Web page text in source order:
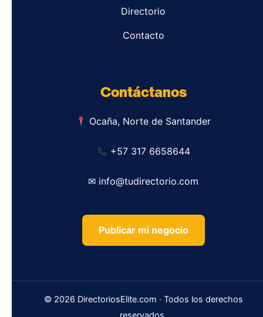
Directorio
Contacto
Contáctanos
Ocaña, Norte de Santander
+57 317 6658644
✉ info@tudirectorio.com
Publicar mi negocio
© 2026 DirectoriosElite.com · Todos los derechos